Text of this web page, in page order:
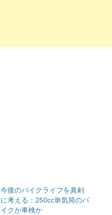
今後のバイクライフを真剣
に考える：250cc単気筒のバ
イクか車検か